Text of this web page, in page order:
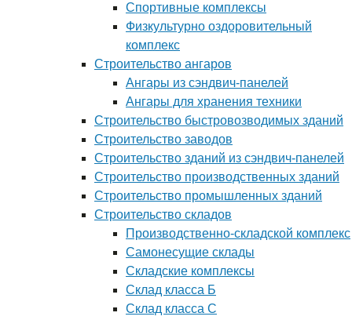
Спортивные комплексы
Физкультурно оздоровительный
комплекс
Строительство ангаров
Ангары из сэндвич-панелей
Ангары для хранения техники
Строительство быстровозводимых зданий
Строительство заводов
Строительство зданий из сэндвич-панелей
Строительство производственных зданий
Строительство промышленных зданий
Строительство складов
Производственно-складской комплекс
Самонесущие склады
Складские комплексы
Склад класса Б
Склад класса С